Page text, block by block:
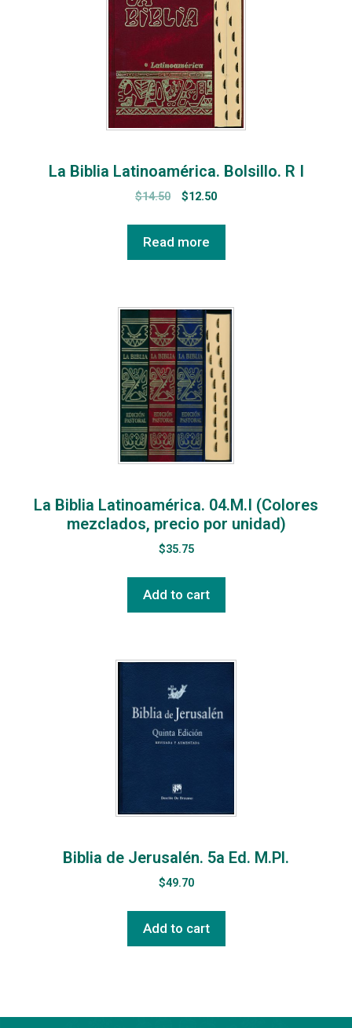
La Biblia Latinoamérica. Bolsillo. R I
$14.50 $12.50
Read more
La Biblia Latinoamérica. 04.M.I (Colores
mezclados, precio por unidad)
$35.75
Add to cart
Biblia de Jerusalén. 5a Ed. M.Pl.
$49.70
Add to cart